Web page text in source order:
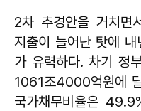
2차 추경안을 거치면
지출이 늘어난 탓에
가 유력하다. 차기 정
1061조4000억원에
국가채무비율은